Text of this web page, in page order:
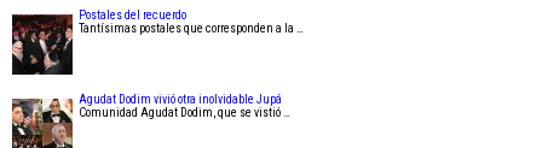
Postales del recuerdo
Tantísimas postales que corresponden a la …
Agudat Dodim vivió otra inolvidable Jupá
Comunidad Agudat Dodim, que se vistió …